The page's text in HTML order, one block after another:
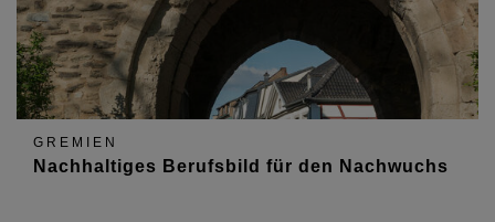
GREMIEN
Nachhaltiges Berufsbild für den Nachwuchs